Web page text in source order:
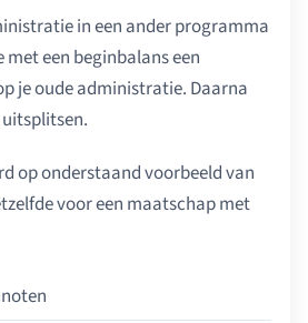
in een ander programma
een beginbalans een
je oude administratie. Daarna
op onderstaand voorbeeld van
voor een maatschap met